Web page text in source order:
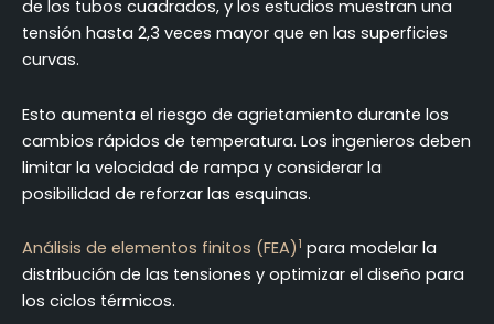
de los tubos cuadrados, y los estudios muestran una
tensión hasta 2,3 veces mayor que en las superficies
curvas.
Esto aumenta el riesgo de agrietamiento durante los
cambios rápidos de temperatura. Los ingenieros deben
limitar la velocidad de rampa y considerar la
posibilidad de reforzar las esquinas.
Análisis de elementos finitos (FEA) 1 para modelar la
distribución de las tensiones y optimizar el diseño para
los ciclos térmicos.